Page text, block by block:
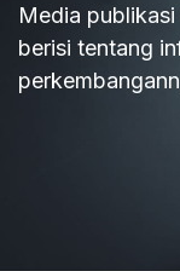
Media
berisi tentang